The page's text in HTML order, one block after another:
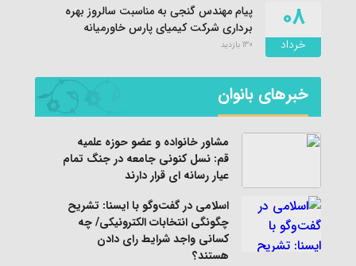
۰۸
خرداد
پیام مهندس گنجی به مناسبت سالروز بهره
برداری شرکت کیمیای پارس خاورمیانه
130 بازدید
خبرهای بانوان
مشاور خانواده و عضو حوزه علمیه
قم: نسل کنونی جامعه در جنگ تمام
عیار رسانه ای قرار دارند
اسلامی در گفت‌وگو با ایسنا: تشریح
چگونگی انتخابات الکترونیکی/ چه
کسانی واجد شرایط رای دادن
هستند؟